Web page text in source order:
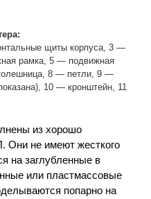
щиты корпуса, 3 —
рамка, 5 — подвижная
8 — петли, 9 —
10 — кронштейн, 11
из хорошо
Они не имеют жесткого
на заглубленные в
или пластмассовые
попарно на